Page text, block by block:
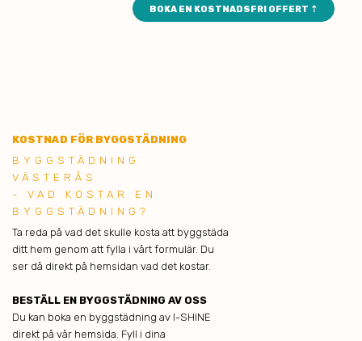
BOKA EN KOSTNADSFRI OFFERT ⇡
KOSTNAD FÖR BYGGSTÄDNING
BYGGSTÄDNING
VÄSTERÅS
- VAD KOSTAR EN
BYGGSTÄDNING?
Ta reda på vad det skulle kosta att byggstäda
ditt hem genom att fylla i vårt formulär. Du
ser då direkt på hemsidan vad det kostar.
BESTÄLL EN BYGGSTÄDNING AV OSS
Du kan boka en byggstädning av I-SHINE
direkt på vår hemsida. Fyll i dina